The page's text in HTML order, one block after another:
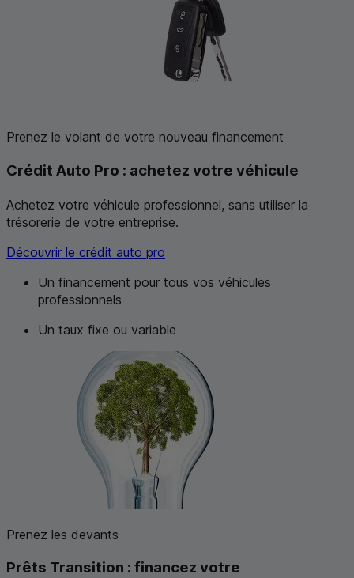
Prenez le volant de votre nouveau financement
Crédit Auto Pro : achetez votre véhicule
Achetez votre véhicule professionnel, sans utiliser la
trésorerie de votre entreprise.
Découvrir le crédit auto pro
Un financement pour tous vos véhicules
professionnels
Un taux fixe ou variable
Prenez les devants
Prêts Transition : financez votre